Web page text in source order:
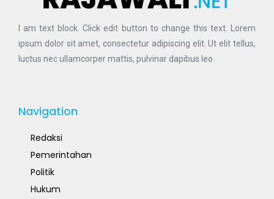
I am text block. Click edit button to change this text. Lorem
ipsum dolor sit amet, consectetur adipiscing elit. Ut elit tellus,
luctus nec ullamcorper mattis, pulvinar dapibus leo.
Navigation
Redaksi
Pemerintahan
Politik
Hukum